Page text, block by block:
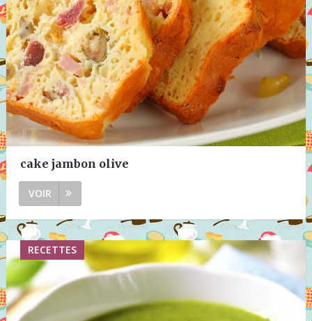
cake jambon olive
VOIR
RECETTES